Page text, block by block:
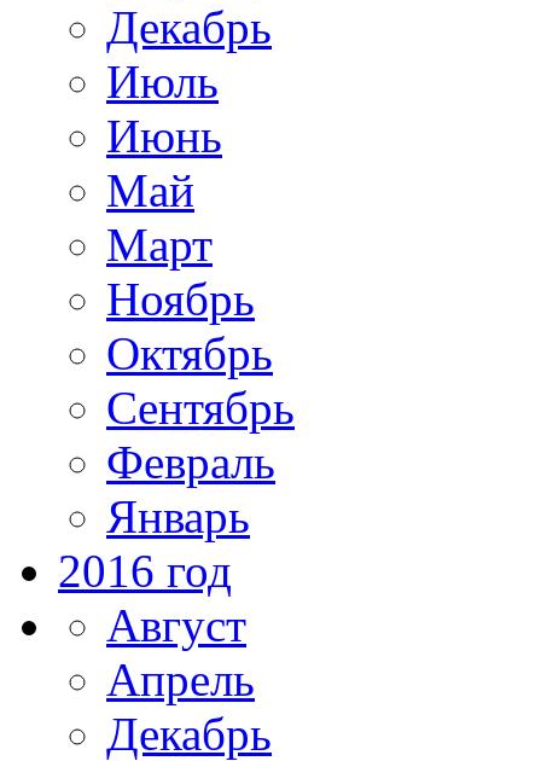
Декабрь
Июль
Июнь
Май
Март
Ноябрь
Октябрь
Сентябрь
Февраль
Январь
2016 год
Август
Апрель
Декабрь